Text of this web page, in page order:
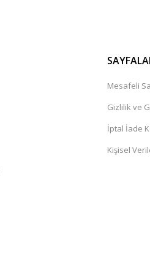
Mesafeli
Gizlilik ve
İptal İade
Kişisel